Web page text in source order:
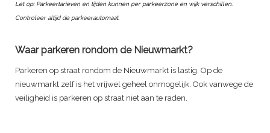
Let op: Parkeertarieven en tijden kunnen per parkeerzone en wijk verschillen.
Controleer altijd de parkeerautomaat.
Waar parkeren rondom de Nieuwmarkt?
Parkeren op straat rondom de Nieuwmarkt is lastig. Op de
nieuwmarkt zelf is het vrijwel geheel onmogelijk. Ook vanwege de
veiligheid is parkeren op straat niet aan te raden.